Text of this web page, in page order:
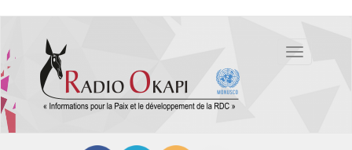
contenu
principal
Toggle